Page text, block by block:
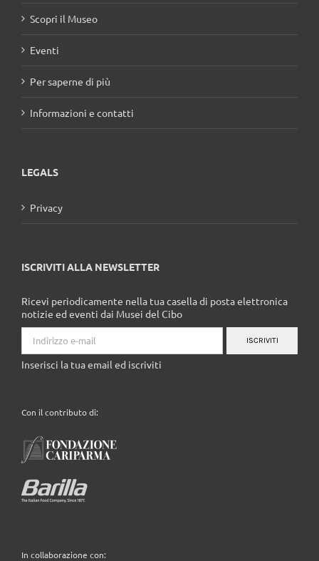
Scopri il Museo
Eventi
Per saperne di più
Informazioni e contatti
LEGALS
Privacy
ISCRIVITI ALLA NEWSLETTER
Ricevi periodicamente nella tua casella di posta elettronica
notizie ed eventi dai Musei del Cibo
ISCRIVITI
Inserisci la tua email ed iscriviti
Con il contributo di:
In collaborazione con: